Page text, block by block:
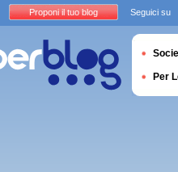
Proponi il tuo blog Seguici su
Per